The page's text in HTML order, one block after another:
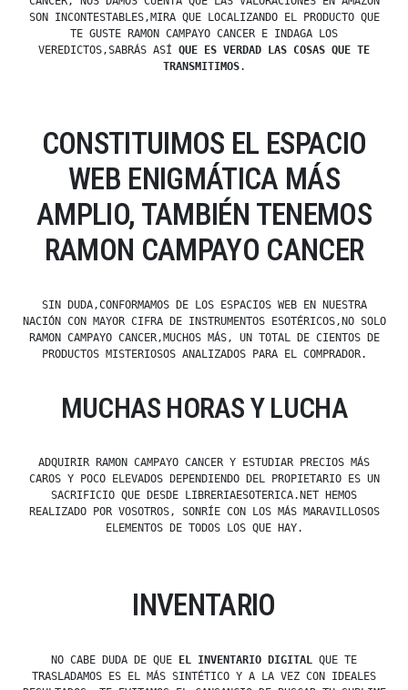
SON INCONTESTABLES,MIRA QUE LOCALIZANDO EL PRODUCTO QUE
TE GUSTE RAMON CAMPAYO CANCER E INDAGA LOS
VEREDICTOS,SABRÁS ASÍ QUE ES VERDAD LAS COSAS QUE TE
TRANSMITIMOS.
CONSTITUIMOS EL ESPACIO
WEB ENIGMÁTICA MÁS
AMPLIO, TAMBIÉN TENEMOS
RAMON CAMPAYO CANCER
SIN DUDA,CONFORMAMOS DE LOS ESPACIOS WEB EN NUESTRA
NACIÓN CON MAYOR CIFRA DE INSTRUMENTOS ESOTÉRICOS,NO SOLO
RAMON CAMPAYO CANCER,MUCHOS MÁS, UN TOTAL DE CIENTOS DE
PRODUCTOS MISTERIOSOS ANALIZADOS PARA EL COMPRADOR.
MUCHAS HORAS Y LUCHA
ADQUIRIR RAMON CAMPAYO CANCER Y ESTUDIAR PRECIOS MÁS
CAROS Y POCO ELEVADOS DEPENDIENDO DEL PROPIETARIO ES UN
SACRIFICIO QUE DESDE LIBRERIAESOTERICA.NET HEMOS
REALIZADO POR VOSOTROS, SONRÍE CON LOS MÁS MARAVILLOSOS
ELEMENTOS DE TODOS LOS QUE HAY.
INVENTARIO
NO CABE DUDA DE QUE EL INVENTARIO DIGITAL
QUE TE
TRASLADAMOS ES EL MÁS SINTÉTICO Y A LA VEZ CON IDEALES